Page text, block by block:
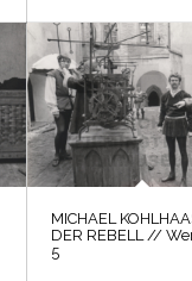
MICHAEL
DER REBELL //
5